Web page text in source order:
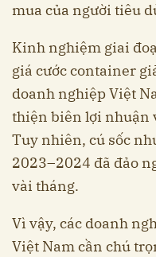
mua của người tiêu
Kinh nghiệm giai
giá cước container
doanh nghiệp Việt
thiện biên lợi nhuận
Tuy nhiên, cú sốc
2023–2024 đã đảo
vài tháng.
Vì vậy, các doanh
Việt Nam cần chú